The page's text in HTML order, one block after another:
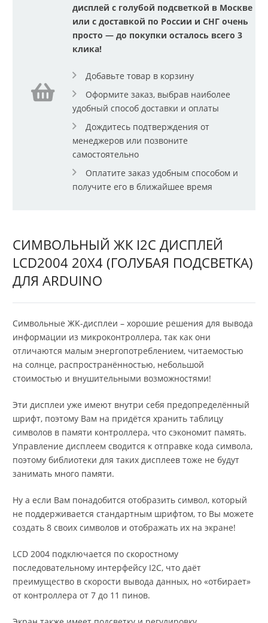
дисплей с голубой подсветкой в Москве
или с доставкой по России и СНГ очень
просто — до покупки осталось всего 3
клика!
Добавьте товар в корзину
Оформите заказ, выбрав наиболее
удобный способ доставки и оплаты
Дождитесь подтверждения от
менеджеров или позвоните
самостоятельно
Оплатите заказ удобным способом и
получите его в ближайшее время
СИМВОЛЬНЫЙ ЖК I2C ДИСПЛЕЙ
LCD2004 20X4 (ГОЛУБАЯ ПОДСВЕТКА)
ДЛЯ ARDUINO
Символьные ЖК-дисплеи – хорошие решения для вывода
информации из микроконтроллера, так как они
отличаются малым энергопотреблением, читаемостью
на солнце, распространённостью, небольшой
стоимостью и внушительными возможностями!
Эти дисплеи уже имеют внутри себя предопределённый
шрифт, поэтому Вам на придётся хранить таблицу
символов в памяти контроллера, что сэкономит память.
Управление дисплеем сводится к отправке кода символа,
поэтому библиотеки для таких дисплеев тоже не будут
занимать много памяти.
Ну а если Вам понадобится отобразить символ, который
не поддерживается стандартным шрифтом, то Вы можете
создать 8 своих символов и отображать их на экране!
LCD 2004 подключается по скоростному
последовательному интерфейсу I2C, что даёт
преимущество в скорости вывода данных, но «отбирает»
от контроллера от 7 до 11 пинов.